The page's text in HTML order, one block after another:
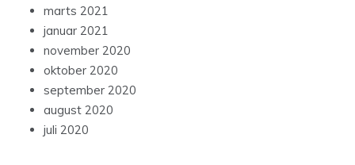
marts 2021
januar 2021
november 2020
oktober 2020
september 2020
august 2020
juli 2020